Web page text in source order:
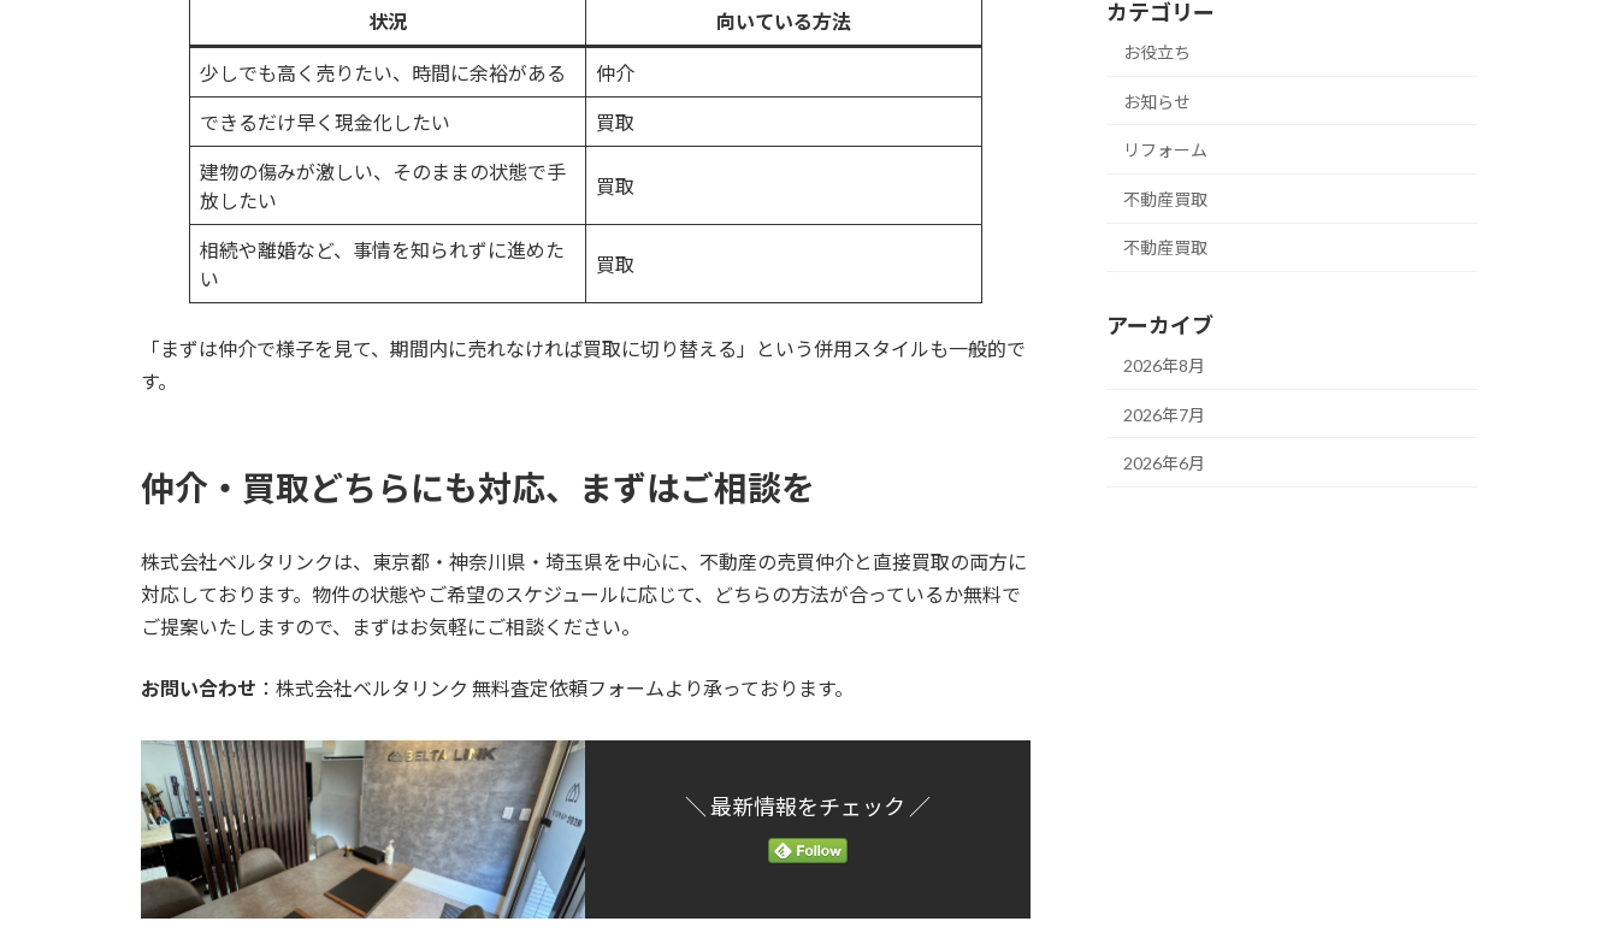
状況 向いている方法
少しでも高く売りたい、時間に余裕がある 仲介
できるだけ早く現金化したい 買取
建物の傷みが激しい、そのままの状態で手
放したい
買取
相続や離婚など、事情を知られずに進めた
い
買取
「まずは仲介で様子を見て、期間内に売れなければ買取に切り替える」という併用スタイルも一般的で
す。
仲介・買取どちらにも対応、まずはご相談を
株式会社ベルタリンクは、東京都・神奈川県・埼玉県を中心に、不動産の売買仲介と直接買取の両方に
対応しております。物件の状態やご希望のスケジュールに応じて、どちらの方法が合っているか無料で
ご提案いたしますので、まずはお気軽にご相談ください。
お問い合わせ ：株式会社ベルタリンク 無料査定依頼フォームより承っております。
＼ 最新情報をチェック ／
カテゴリー
お役立ち
お知らせ
リフォーム
不動産買取
不動産買取
アーカイブ
2026年8月
2026年7月
2026年6月